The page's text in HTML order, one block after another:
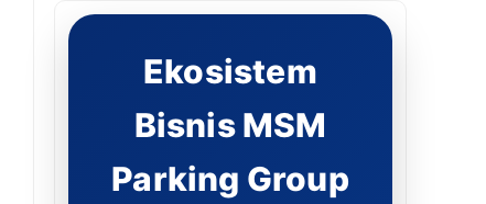
Ekosistem
Bisnis MSM
Parking Group